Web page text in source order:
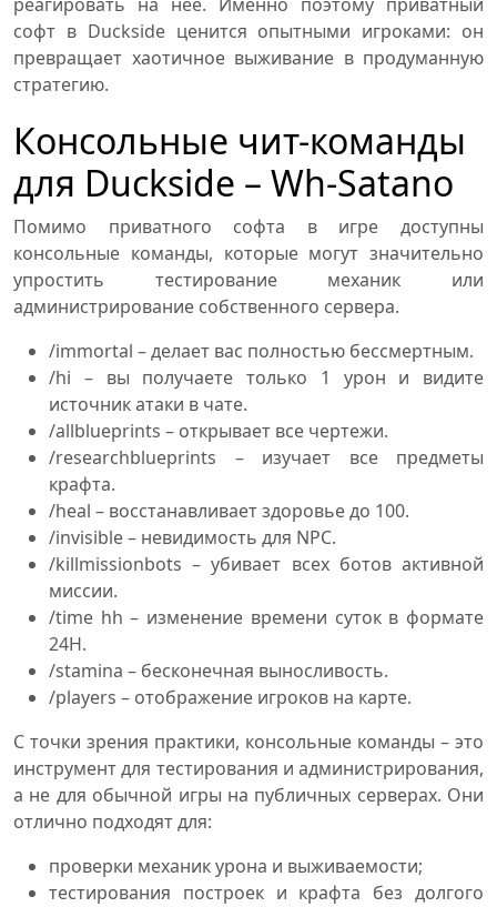
софт в Duckside ценится опытными игроками: он
превращает хаотичное выживание в продуманную
стратегию.
Консольные чит-команды
для Duckside – Wh-Satano
Помимо приватного софта в игре доступны
консольные команды, которые могут значительно
упростить тестирование механик или
администрирование собственного сервера.
/immortal – делает вас полностью бессмертным.
/hi – вы получаете только 1 урон и видите
источник атаки в чате.
/allblueprints – открывает все чертежи.
/researchblueprints – изучает все предметы
крафта.
/heal – восстанавливает здоровье до 100.
/invisible – невидимость для NPC.
/killmissionbots – убивает всех ботов активной
миссии.
/time hh – изменение времени суток в формате
24H.
/stamina – бесконечная выносливость.
/players – отображение игроков на карте.
С точки зрения практики, консольные команды – это
инструмент для тестирования и администрирования,
а не для обычной игры на публичных серверах. Они
отлично подходят для:
проверки механик урона и выживаемости;
тестирования построек и крафта без долгого